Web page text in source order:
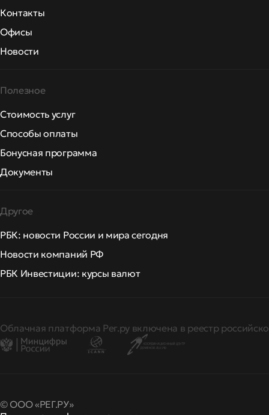
Контакты
Офисы
Новости
Полезное
Стоимость услуг
Способы оплаты
Бонусная программа
Документы
Другое
РБК: новости России и мира сегодня
Новости компаний РФ
РБК Инвестиции: курсы валют
Облачная платформа Рег.ру включена в реестр
© ООО «РЕГ.РУ»